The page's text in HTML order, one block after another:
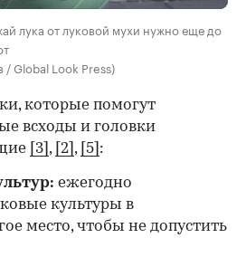
лука от луковой мухи нужно еще до
Global Look Press)
которые помогут
всходы и головки
[3] , [2] , [5] :
ежегодно
культуры в
место, чтобы не допустить